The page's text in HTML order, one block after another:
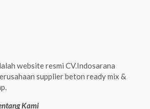
website resmi CV.Indosarana
supplier beton ready mix &
Kami